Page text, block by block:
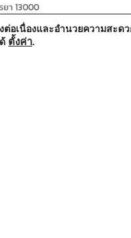
า 13000
อเนื่องและอำนวยความสะ
ตั้งค่า.